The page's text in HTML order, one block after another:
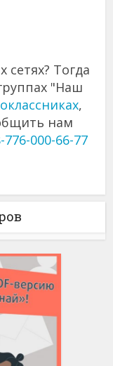
Тогда
"Наш
,
нам
776-000-66-77